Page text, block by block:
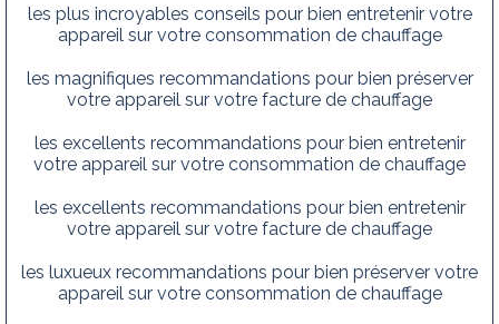
les plus incroyables conseils pour bien entretenir votre
appareil sur votre consommation de chauffage
les magnifiques recommandations pour bien préserver
votre appareil sur votre facture de chauffage
les excellents recommandations pour bien entretenir
votre appareil sur votre consommation de chauffage
les excellents recommandations pour bien entretenir
votre appareil sur votre facture de chauffage
les luxueux recommandations pour bien préserver votre
appareil sur votre consommation de chauffage